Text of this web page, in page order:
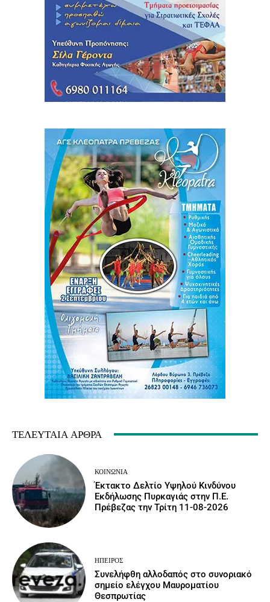
ΤΕΛΕΥΤΑΊΑ ΆΡΘΡΑ
ΚΟΙΝΩΝΙΑ
Έκτακτο Δελτίο Υψηλού Κινδύνου
Εκδήλωσης Πυρκαγιάς στην Π.Ε.
Πρέβεζας την Τρίτη 11-08-2026
ΉΠΕΙΡΟΣ
Συνελήφθη αλλοδαπός στο συνοριακό
σημείο ελέγχου Μαυροματίου
Θεσπρωτίας